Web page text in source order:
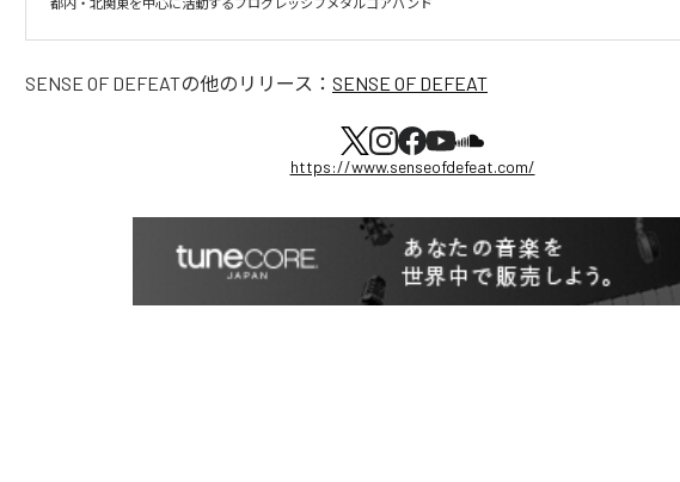
都内・北関東を中心に活動するプログレッシブメタルコアバンド
SENSE OF DEFEATの他のリリース： SENSE OF DEFEAT
https://www.senseofdefeat.com/